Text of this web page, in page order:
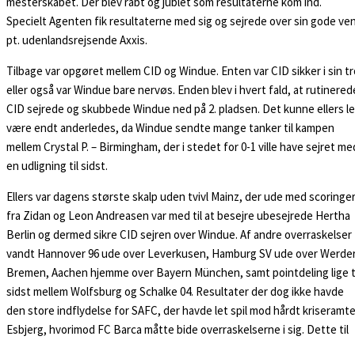
Specielt Agenten fik resultaterne med sig og sejrede over sin gode
pt. udenlandsrejsende Axxis.
Tilbage var opgøret mellem CID og Windue. Enten var CID sikker i sin
eller også var Windue bare nervøs. Enden blev i hvert fald, at
CID sejrede og skubbede Windue ned på 2. pladsen. Det kunne ellers
være endt anderledes, da Windue sendte mange tanker til kampen
mellem Crystal P. – Birmingham, der i stedet for 0-1 ville have sejret
en udligning til sidst.
Ellers var dagens største skalp uden tvivl Mainz, der ude med scoringer
fra Zidan og Leon Andreasen var med til at besejre ubesejrede Hertha
Berlin og dermed sikre CID sejren over Windue. Af andre overraskelser
vandt Hannover 96 ude over Leverkusen, Hamburg SV ude over
Bremen, Aachen hjemme over Bayern München, samt pointdeling lige
sidst mellem Wolfsburg og Schalke 04. Resultater der dog ikke havde
den store indflydelse for SAFC, der havde let spil mod hårdt kriseramte
Esbjerg, hvorimod FC Barca måtte bide overraskelserne i sig. Dette til